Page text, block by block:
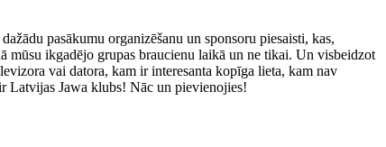
pasākumu organizēšanu un sponsoru piesaisti, kas,
mūsu ikgadējo grupas braucienu laikā un ne tikai. Un visbeidzot
vai datora, kam ir interesanta kopīga lieta, kam nav
Latvijas Jawa klubs! Nāc un pievienojies!